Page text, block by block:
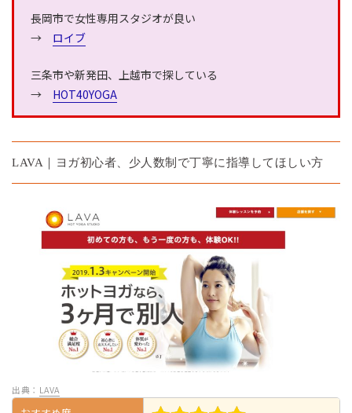
長岡市で女性専用スタジオが良い
→ ロイブ
三条市や新発田、上越市で探している
→ HOT40YOGA
LAVA｜ヨガ初心者、少人数制で丁寧に指導してほしい方
出典： LAVA